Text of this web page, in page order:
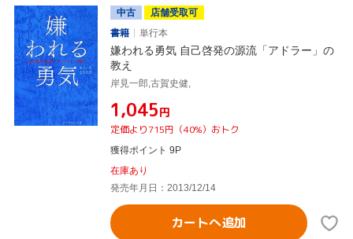
中古
店舗受取可
書籍
単行本
嫌われる勇気 自己啓発の源流「アドラー」の
教え
岸見一郎,古賀史健,
¥1,045円
定価より715円（40%）おトク
獲得ポイント 9P
在庫あり
発売年月日：2013/12/14
カートへ追加